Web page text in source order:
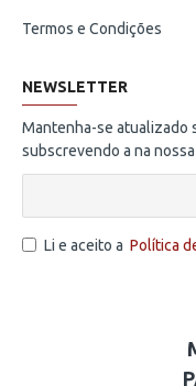
Termos e Condições
NEWSLETTER
Mantenha-se atualizado
subscrevendo a na
Li e aceito a Política